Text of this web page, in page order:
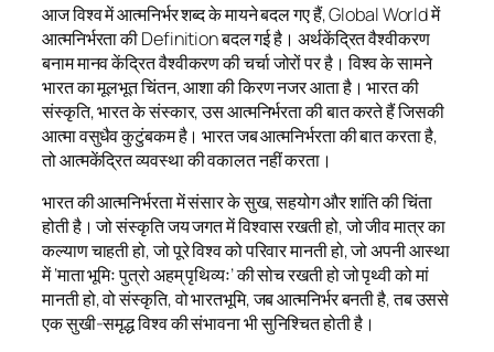
आज विश्व में आत्मनिर्भर शब्द के मायने बदल गए हैं, Global World में
आत्मनिर्भरता की Definition बदल गई है। अर्थकेंद्रित वैश्वीकरण
बनाम मानव केंद्रित वैश्वीकरण की चर्चा जोरों पर है। विश्व के सामने
भारत का मूलभूत चिंतन, आशा की किरण नजर आता है। भारत की
संस्कृति, भारत के संस्कार, उस आत्मनिर्भरता की बात करते हैं जिसकी
आत्मा वसुधैव कुटुंबकम है। भारत जब आत्मनिर्भरता की बात करता है,
तो आत्मकेंद्रित व्यवस्था की वकालत नहीं करता।
भारत की आत्मनिर्भरता में संसार के सुख, सहयोग और शांति की चिंता
होती है। जो संस्कृति जय जगत में विश्वास रखती हो, जो जीव मात्र का
कल्याण चाहती हो, जो पूरे विश्व को परिवार मानती हो, जो अपनी आस्था
में ‘माता भूमिः पुत्रो अहम् पृथिव्यः’ की सोच रखती हो जो पृथ्वी को मां
मानती हो, वो संस्कृति, वो भारतभूमि, जब आत्मनिर्भर बनती है, तब उससे
एक सुखी-समृद्ध विश्व की संभावना भी सुनिश्चित होती है।